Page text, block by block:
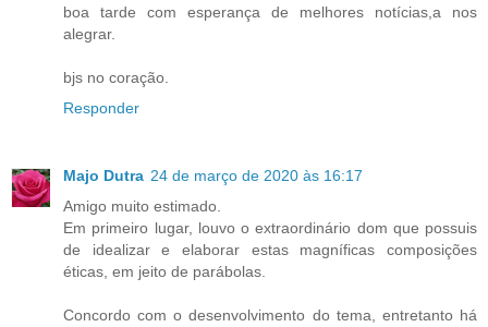
boa tarde com esperança de melhores notícias,a nos
alegrar.
bjs no coração.
Responder
Majo Dutra 24 de março de 2020 às 16:17
Amigo muito estimado.
Em primeiro lugar, louvo o extraordinário dom que possuis
de idealizar e elaborar estas magníficas composições
éticas, em jeito de parábolas.
Concordo com o desenvolvimento do tema, entretanto há